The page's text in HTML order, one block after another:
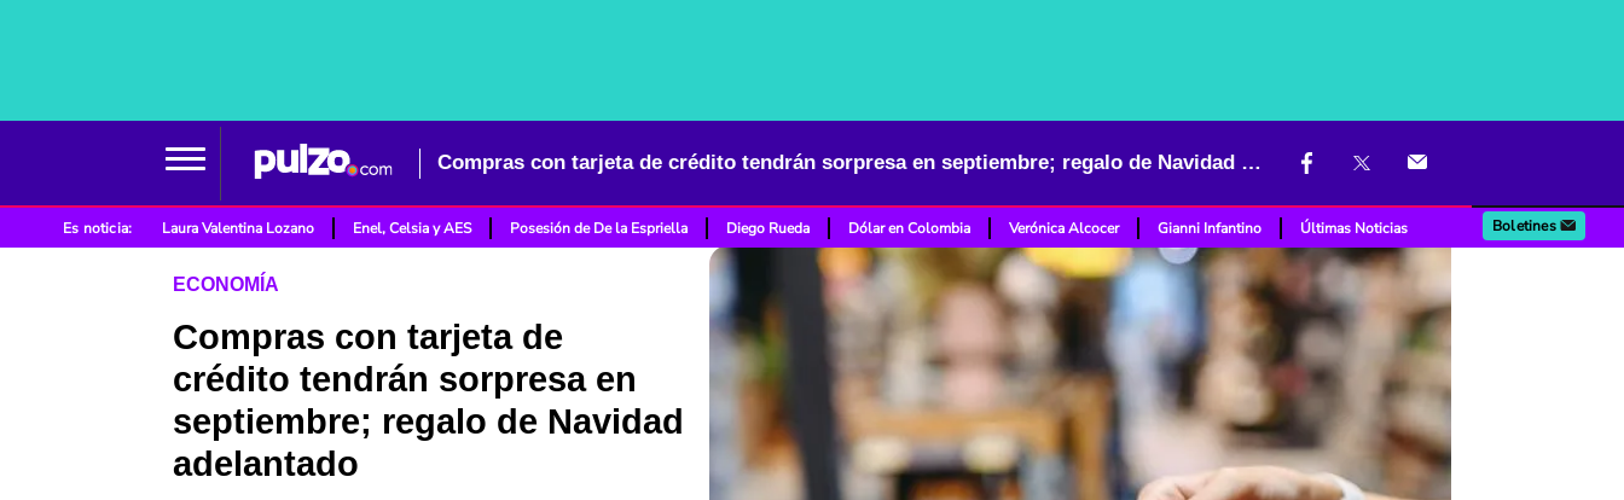
Compras con tarjeta de crédito tendrán sorpresa en septiembre; regalo de Navidad adelantado
Es noticia: Laura Valentina Lozano Enel, Celsia y AES Posesión de De la Espriella Diego Rueda Dólar en Colombia Verónica Alcocer Gianni Infantino Últimas Noticias Boletines
ECONOMÍA
Compras con tarjeta de
crédito tendrán sorpresa en
septiembre; regalo de Navidad
adelantado